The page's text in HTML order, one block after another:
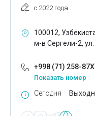
с 2022 года
100012,
м-в Сергели-2,
+998 (71) 258-
Показать номер
Сегодня